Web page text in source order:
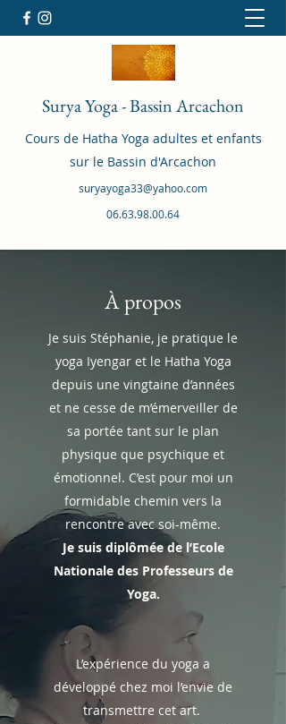
Surya Yoga - Bassin Arcachon
Cours de Hatha Yoga adultes et enfants
sur le Bassin d'Arcachon
suryayoga33@yahoo.com
06.63.98.00.64
À propos
Je suis Stéphanie, je pratique le
yoga Iyengar et le Hatha Yoga
depuis une vingtaine d’années
et ne cesse de m’émerveiller de
sa portée tant sur le plan
physique que psychique et
émotionnel. C’est pour moi un
formidable chemin vers la
rencontre avec soi-même.
Je suis diplômée de l’Ecole
Nationale des Professeurs de
Yoga.
L’expérience du yoga a
développé chez moi l’envie de
transmettre cet art.